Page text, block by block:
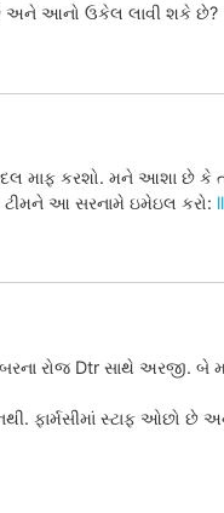
છે અને આનો ઉકેલ લાવી શકે છે?
માફ કરશો. મને આશા છે કે
ટીમને આ સરનામે ઇમેઇલ કરો:
રોજ Dtr સાથે અરજી. બે
ફાર્મસીમાં સ્ટાફ ઓછો છે